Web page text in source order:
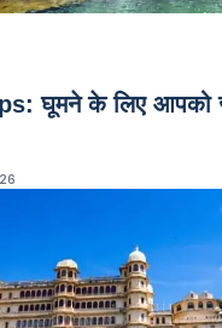
घूमने के लिए आपको